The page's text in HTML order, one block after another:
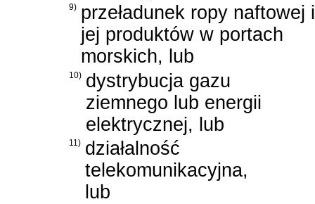
9) przeładunek ropy naftowej i
jej produktów w portach
morskich, lub
10) dystrybucja gazu
ziemnego lub energii
elektrycznej, lub
11) działalność
telekomunikacyjna,
lub